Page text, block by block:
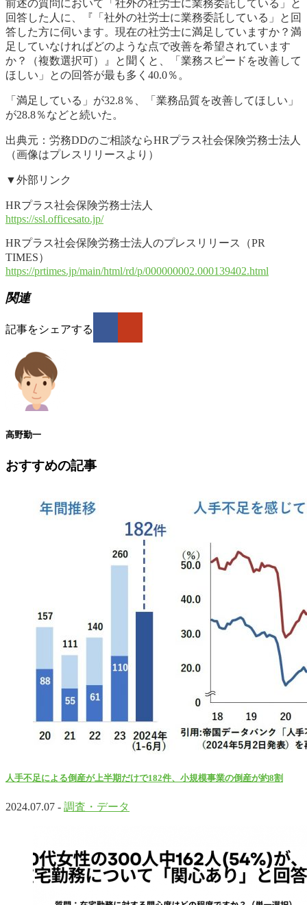
前述の質問において「社外の社労士に業務委託している」と
回答した人に、『「社外の社労士に業務委託している」と回
答した方に伺います。現在の社労士に満足していますか？満
足していなければどのような点で改善を希望されています
か？（複数選択可）』と聞くと、「業務スピードを改善して
ほしい」との回答が最も多く40.0％。
「満足している」が32.8％、「業務品質を改善してほしい」
が28.8％などと続いた。
出典元：労務DDのご相談ならHRプラス社会保険労務士法人
（画像はプレスリリースより）
▼外部リンク
HRプラス社会保険労務士法人
https://ssl.officesato.jp/
HRプラス社会保険労務士法人のプレスリリース（PR
TIMES）
https://prtimes.jp/main/html/rd/p/000000002.000139402.html
関連
記事をシェアする
高野勤一
おすすめの記事
人手不足による倒産が上半期だけで182件、小規模事業の倒産が約8割
2024.07.07 - 調査・データ